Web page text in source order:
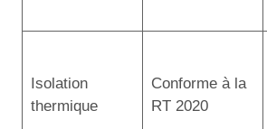
Isolation
thermique
Conforme à la
RT 2020